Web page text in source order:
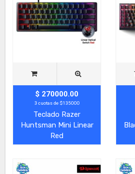
$ 270000.00
3 cuotas de $135000
Teclado Razer
Huntsman Mini Linear
Red